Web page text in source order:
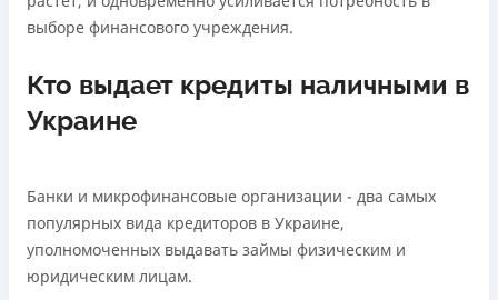
выборе финансового учреждения.
Кто выдает кредиты наличными в
Украине
Банки и микрофинансовые организации - два самых
популярных вида кредиторов в Украине,
уполномоченных выдавать займы физическим и
юридическим лицам.